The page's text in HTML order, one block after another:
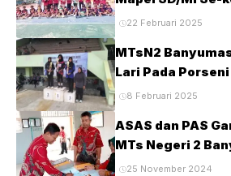
Tambak pada
22 Februari 2025
MTsN2
Lari Pada
Kabupaten
8 Februari 2025
ASAS dan PAS
MTs Negeri 2
Berlangsung
25 November 2024